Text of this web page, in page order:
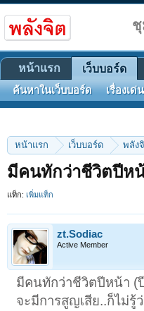
หน้าแรก เว็บบอร์ด พลัง
มีคนทักว่าชีวิตปีห
แท็ก: เพิ่มแท็ก
zt.Sodiac
Active Member
มีคนทักว่าชีวิตปีหน้า (
จะมีการสูญเสีย..ก็ไม่รู้
หน้าแรก เว็บบอร์ด
ค้นหาในเว็บบอร์ด เรื่องเด่น